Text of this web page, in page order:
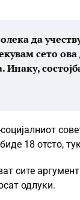
да
сето
18 отсто,
сите
одлуки.